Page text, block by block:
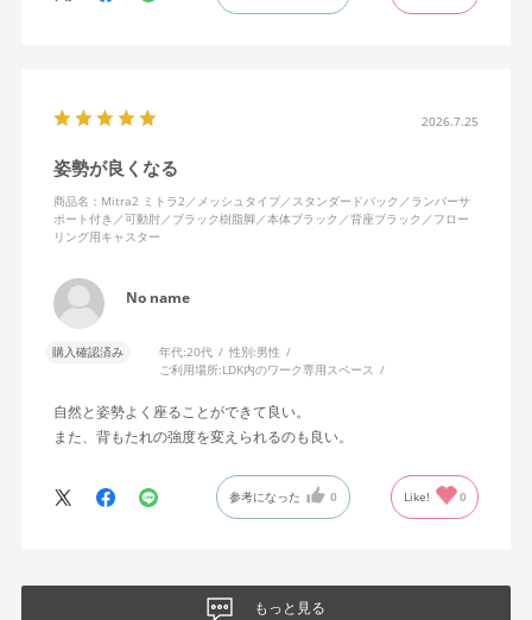
キャスターはフローリング用を選びました。とにかく動きが滑ら
思います。良い商品に巡り会えてとても嬉しいです。
2026.7.25
姿勢が良くなる
商品名：Mitra2 ミトラ2／メッシュタイプ／スタンダードバック／ランバーサ
ポート付き／可動肘／ブラック樹脂脚／本体ブラック／背座ブラック／フロー
リング用キャスター
No name
購入確認済み 年代:20代 性別:男性
ご利用場所:LDK内のワーク専用スペース
自然と姿勢よく座ることができて良い。
また、背もたれの強度を変えられるのも良い。
参考になった 0 Like! 0
もっと見る